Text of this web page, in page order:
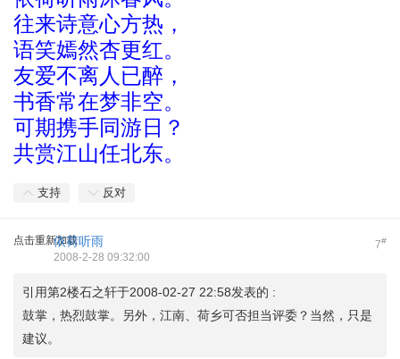
往来诗意心方热，
语笑嫣然杏更红。
友爱不离人已醉，
书香常在梦非空。
可期携手同游日？
共赏江山任北东。
支持 反对
点击重新加载 7#
依荷听雨
2008-2-28 09:32:00
引用第2楼石之轩于2008-02-27 22:58发表的 :
鼓掌，热烈鼓掌。另外，江南、荷乡可否担当评委？当然，只是
建议。